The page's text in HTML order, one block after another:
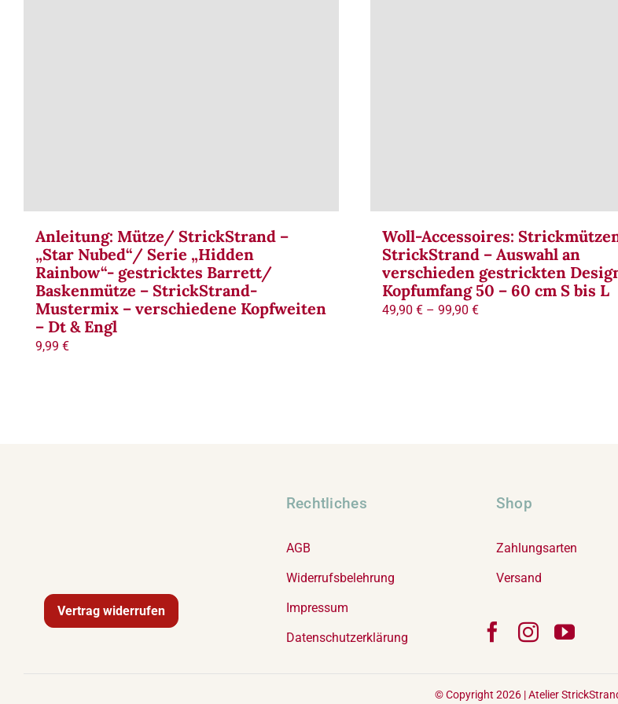
Anleitung: Mütze/ StrickStrand –
„Star Nubed“/ Serie „Hidden
Rainbow“- gestricktes Barrett/
Baskenmütze – StrickStrand-
Mustermix – verschiedene Kopfweiten
– Dt & Engl
9,99 €
Woll-Accessoires:
StrickStrand – Auswahl an
verschieden gestrickten
Kopfumfang 50 – 60 cm S bis L
49,90€ –99,90€
Vertrag widerrufen
Rechtliches
AGB
Widerrufsbelehrung
Impressum
Datenschutzerklärung
Shop
Zahlungsarten
Versand
© Copyright 2026 |Atelier